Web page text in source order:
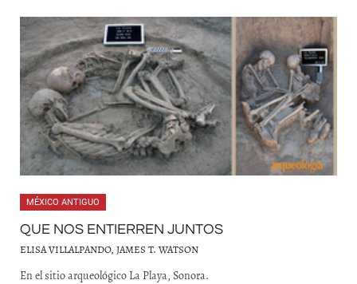
MÉXICO ANTIGUO
QUE NOS ENTIERREN JUNTOS
ELISA VILLALPANDO, JAMES T. WATSON
En el sitio arqueológico La Playa, Sonora.